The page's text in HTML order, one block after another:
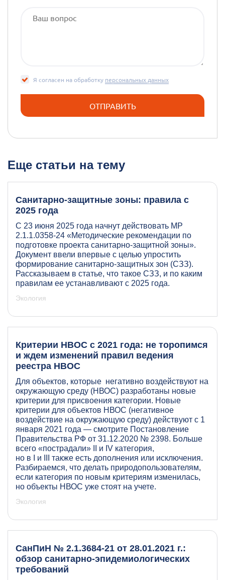
Я согласен на обработку персональных данных
Еще статьи на тему
Санитарно-защитные зоны: правила с
2025 года
С 23 июня 2025 года начнут действовать МР
2.1.1.0358-24 «Методические рекомендации по
подготовке проекта санитарно-защитной зоны».
Документ ввели впервые с целью упростить
формирование санитарно-защитных зон (СЗЗ).
Рассказываем в статье, что такое СЗЗ, и по каким
правилам ее устанавливают с 2025 года.
Экология
Критерии НВОС с 2021 года: не торопимся
и ждем изменений правил ведения
реестра НВОС
Для объектов, которые негативно воздействуют на
окружающую среду (НВОС) разработаны новые
критерии для присвоения категории. Новые
критерии для объектов НВОС (негативное
воздействие на окружающую среду) действуют с 1
января 2021 года — смотрите Постановление
Правительства РФ от 31.12.2020 № 2398. Больше
всего «пострадали» II и IV категория,
но в I и III также есть дополнения или исключения.
Разбираемся, что делать природопользователям,
если категория по новым критериям изменилась,
но объекты НВОС уже стоят на учете.
Экология
СанПиН № 2.1.3684-21 от 28.01.2021 г.:
обзор санитарно-эпидемиологических
требований